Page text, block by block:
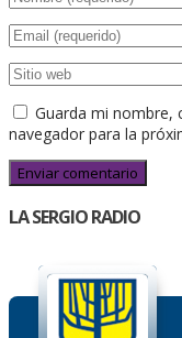
Guarda mi nombre,
navegador para la
LA SERGIO RADIO